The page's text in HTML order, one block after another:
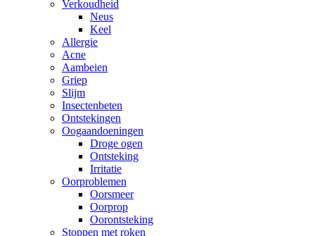
Verkoudheid
Neus
Keel
Allergie
Acne
Aambeien
Griep
Slijm
Insectenbeten
Ontstekingen
Oogaandoeningen
Droge ogen
Ontsteking
Irritatie
Oorproblemen
Oorsmeer
Oorprop
Oorontsteking
Stoppen met roken